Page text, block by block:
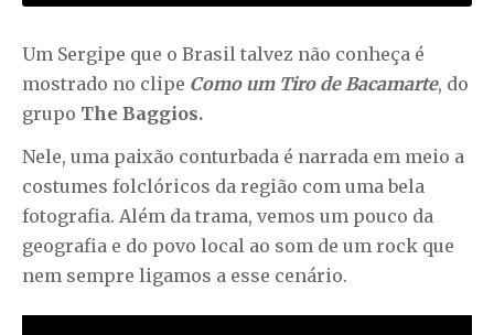
Um Sergipe que o Brasil talvez não conheça é
mostrado no clipe Como um Tiro de Bacamarte, do
grupo The Baggios.
Nele, uma paixão conturbada é narrada em meio a
costumes folclóricos da região com uma bela
fotografia. Além da trama, vemos um pouco da
geografia e do povo local ao som de um rock que
nem sempre ligamos a esse cenário.